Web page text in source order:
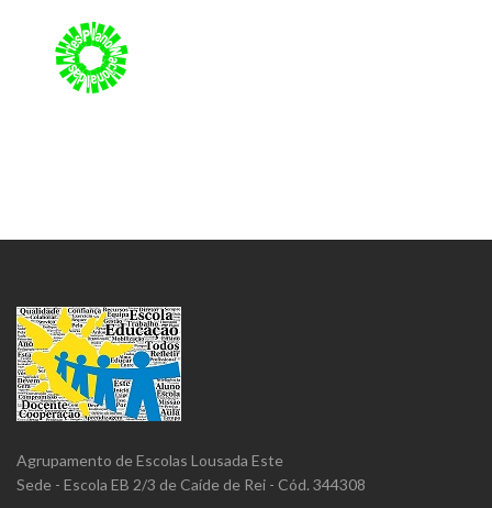
Agrupamento de Escolas Lousada Este
Sede - Escola EB 2/3 de Caíde de Rei - Cód. 344308